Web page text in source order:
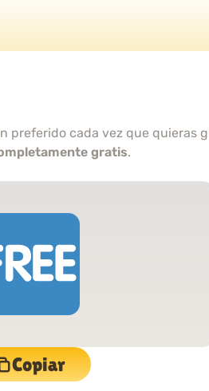
preferido cada vez que quieras
gratis.
Copiar